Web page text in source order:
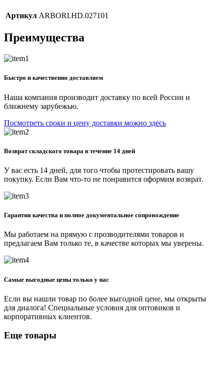
Артикул ARBORI.HD.027101
Преимущества
Быстро и качественно доставляем
Наша компания производит доставку по всей России и
ближнему зарубежью.
Посмотреть сроки и цену доставки можно здесь
Возврат складского товара в течение 14 дней
У вас есть 14 дней, для того чтобы протестировать вашу
покупку. Если Вам что-то не понравится оформим возврат.
Гарантия качества и полное документальное сопровождение
Мы работаем на прямую с прозводителями товаров и
предлагаем Вам только те, в качестве которых мы уверены.
Самые выгодные цены только у нас
Если вы нашли товар по более выгодной цене, мы открыты
для диалога! Специальные условия для оптовиков и
корпоративных клиентов.
Еще товары